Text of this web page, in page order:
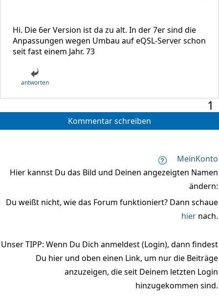
Hi. Die 6er Version ist da zu alt. In der 7er sind die
Anpassungen wegen Umbau auf eQSL-Server schon
seit fast einem Jahr. 73
antworten
1
Kommentar schreiben
MeinKonto
Hier kannst Du das Bild und Deinen angezeigten Namen
ändern:
Du weißt nicht, wie das Forum funktioniert? Dann schaue
hier nach.
Unser TIPP: Wenn Du Dich anmeldest (Login), dann findest
Du hier und oben einen Link, um nur die Beiträge
anzuzeigen, die seit Deinem letzten Login
hinzugekommen sind.